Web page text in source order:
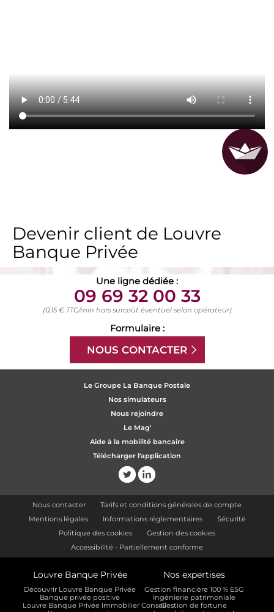
Devenir client de Louvre
Banque Privée
Une ligne dédiée :
09 69 32 00 33
(0,15 € TTC/min hors surcoût éventuel selon opérateur)
Formulaire :
NOUS CONTACTER
Le Groupe La Banque Postale
Nos simulateurs
Nous rejoindre
Le Mag'
Aide à la mobilité bancaire
Télécharger l'application
Nous contacter
Tarifs et conditions générales de compte
Mentions légales
Informations réglementaires
Sécurité
Politique des cookies
Gestion des cookies
Accessibilité - Partiellement conforme
Louvre Banque Privée
Découvrir Louvre Banque Privée
Banque privée positive
Louvre Banque Privée Immobilier Conseil
Nos expertises
Gestion financière 100 % ESG
Ingénierie patrimoniale
Gestion de fortune